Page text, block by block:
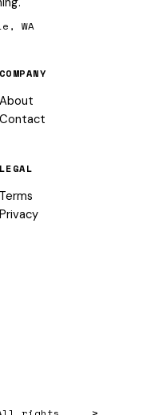
WA
COMPANY
About
Contact
LEGAL
Terms
Privacy